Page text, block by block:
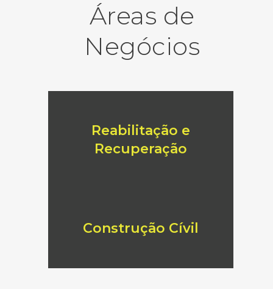
Áreas de
Negócios
Reabilitação e
Recuperação
Construção Cívil